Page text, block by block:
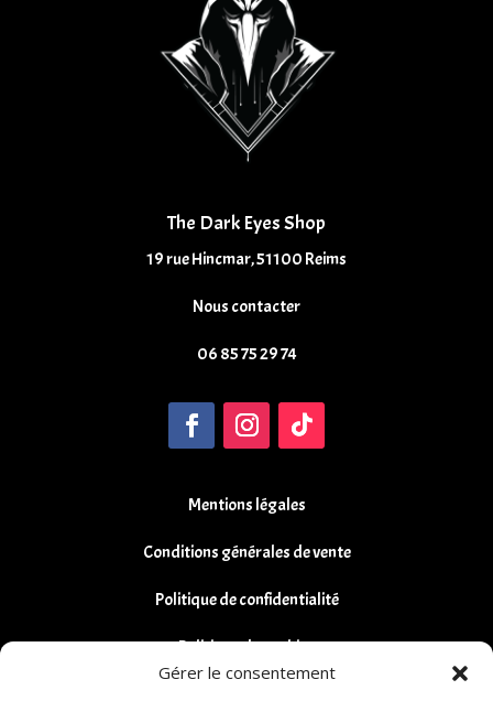
Gérer le consentement
The Dark Eyes Shop
19 rue Hincmar, 51100 Reims
Nous contacter
06 85 75 29 74
Mentions légales
Conditions générales de vente
Politique de confidentialité
Politique de cookies